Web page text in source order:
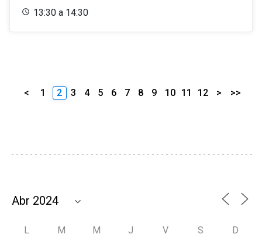
13:30 a 14:30
< 1 2 3 4 5 6 7 8 9 10 11 12 > >>
L M M J V S D